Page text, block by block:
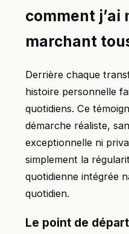
comment j’ai
marchant
Derrière chaque
histoire personnelle
quotidiens. Ce
démarche réaliste,
exceptionnelle ni
simplement la
quotidienne intégrée
quotidien.
Le point de